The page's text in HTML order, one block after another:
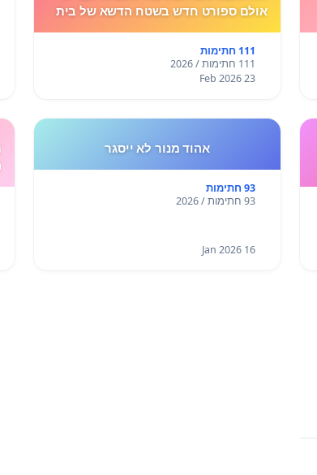
אולם ספורט חדש בשטח הדשא של בית
111 חתימות
111 חתימות / 2026
23 Feb 2026
אהוד מנור לא ייסגר
93 חתימות
93 חתימות / 2026
16 Jan 2026